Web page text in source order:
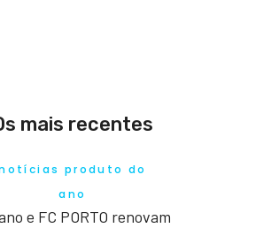
mais recentes
produto do
ano
e FC PORTO renovam